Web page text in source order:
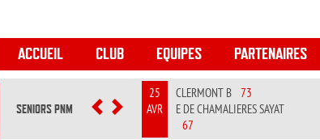
ACCUEIL CLUB EQUIPES PARTENAIRES
SENIORS PNM PREVIOUS
NEXT
25
AVR
CLERMONT B 73
E DE CHAMALIERES SAYAT
67